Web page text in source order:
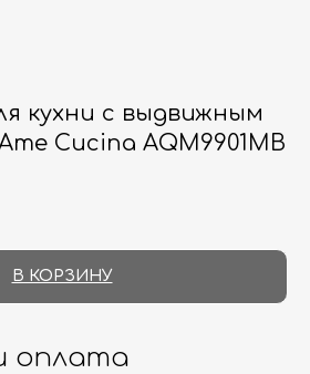
кухни с выдвижным
Cucina AQM9901MB
В КОРЗИНУ
оплата